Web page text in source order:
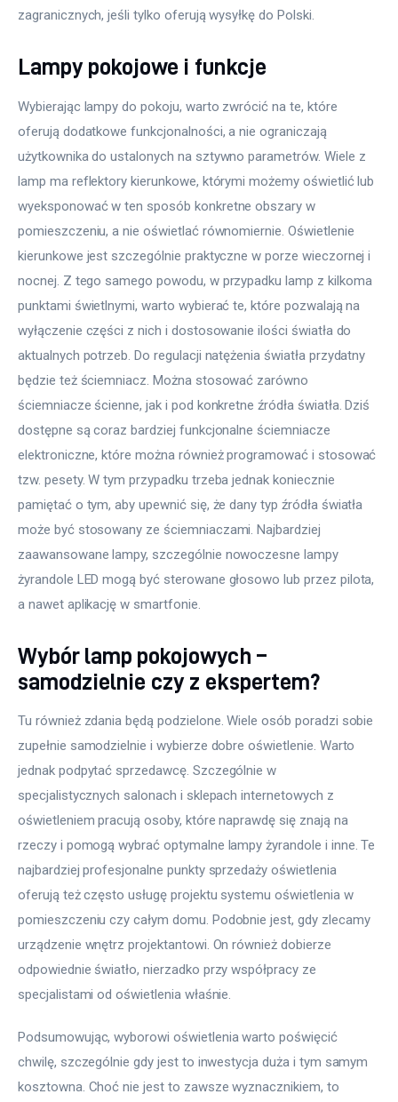
zagranicznych, jeśli tylko oferują wysyłkę do Polski.
Lampy pokojowe i funkcje
Wybierając lampy do pokoju, warto zwrócić na te, które
oferują dodatkowe funkcjonalności, a nie ograniczają
użytkownika do ustalonych na sztywno parametrów. Wiele z
lamp ma reflektory kierunkowe, którymi możemy oświetlić lub
wyeksponować w ten sposób konkretne obszary w
pomieszczeniu, a nie oświetlać równomiernie. Oświetlenie
kierunkowe jest szczególnie praktyczne w porze wieczornej i
nocnej. Z tego samego powodu, w przypadku lamp z kilkoma
punktami świetlnymi, warto wybierać te, które pozwalają na
wyłączenie części z nich i dostosowanie ilości światła do
aktualnych potrzeb. Do regulacji natężenia światła przydatny
będzie też ściemniacz. Można stosować zarówno
ściemniacze ścienne, jak i pod konkretne źródła światła. Dziś
dostępne są coraz bardziej funkcjonalne ściemniacze
elektroniczne, które można również programować i stosować
tzw. pesety. W tym przypadku trzeba jednak koniecznie
pamiętać o tym, aby upewnić się, że dany typ źródła światła
może być stosowany ze ściemniaczami. Najbardziej
zaawansowane lampy, szczególnie nowoczesne lampy
żyrandole LED mogą być sterowane głosowo lub przez pilota,
a nawet aplikację w smartfonie.
Wybór lamp pokojowych –
samodzielnie czy z ekspertem?
Tu również zdania będą podzielone. Wiele osób poradzi sobie
zupełnie samodzielnie i wybierze dobre oświetlenie. Warto
jednak podpytać sprzedawcę. Szczególnie w
specjalistycznych salonach i sklepach internetowych z
oświetleniem pracują osoby, które naprawdę się znają na
rzeczy i pomogą wybrać optymalne lampy żyrandole i inne. Te
najbardziej profesjonalne punkty sprzedaży oświetlenia
oferują też często usługę projektu systemu oświetlenia w
pomieszczeniu czy całym domu. Podobnie jest, gdy zlecamy
urządzenie wnętrz projektantowi. On również dobierze
odpowiednie światło, nierzadko przy współpracy ze
specjalistami od oświetlenia właśnie.
Podsumowując, wyborowi oświetlenia warto poświęcić
chwilę, szczególnie gdy jest to inwestycja duża i tym samym
kosztowna. Choć nie jest to zawsze wyznacznikiem, to